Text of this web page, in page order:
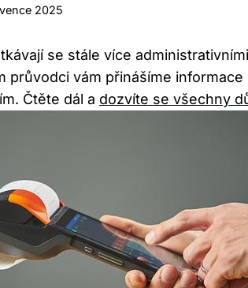
2025
se stále více
průvodci vám přinášíme
Čtěte dál a dozvíte se všechny